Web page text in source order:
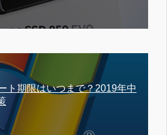
ト期限はいつまで？2019年中